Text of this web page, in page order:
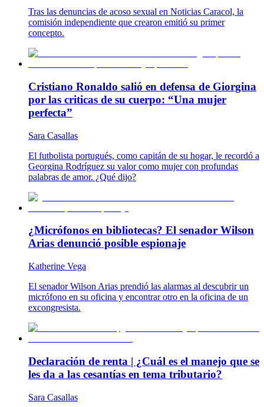
Tras las denuncias de acoso sexual en Noticias Caracol, la
comisión independiente que crearon emitió su primer
concepto.
Cristiano Ronaldo salió en defensa de Giorgina
por las criticas de su cuerpo: “Una mujer
perfecta”
Sara Casallas
El futbolista portugués, como capitán de su hogar, le recordó a
Georgina Rodríguez su valor como mujer con profundas
palabras de amor. ¿Qué dijo?
¿Micrófonos en bibliotecas? El senador Wilson
Arias denunció posible espionaje
Katherine Vega
El senador Wilson Arias prendió las alarmas al descubrir un
micrófono en su oficina y encontrar otro en la oficina de un
excongresista.
Declaración de renta | ¿Cuál es el manejo que se
les da a las cesantías en tema tributario?
Sara Casallas